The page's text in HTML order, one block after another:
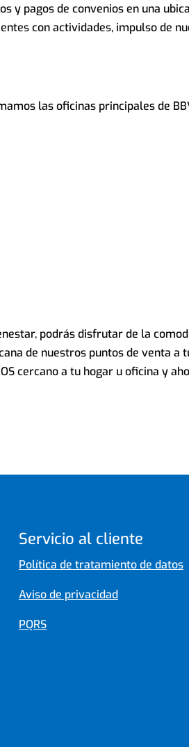
y pagos de convenios en una
con actividades, impulso de
las oficinas principales de
podrás disfrutar de la
de nuestros puntos de venta a
cercano a tu hogar u oficina y
Servicio al cliente
Política de tratamiento de datos
Aviso de privacidad
PQRS